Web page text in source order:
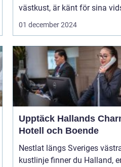
västkust, är känt för sina
01 december 2024
Upptäck Hallands
Hotell och Boende
Nestlat längs Sveriges
kustlinje finner du Halland,